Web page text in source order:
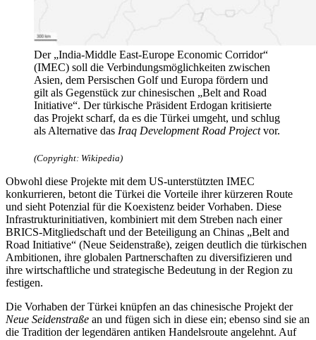
Der „India-Middle East-Europe Economic Corridor“
(IMEC) soll die Verbindungsmöglichkeiten zwischen
Asien, dem Persischen Golf und Europa fördern und
gilt als Gegenstück zur chinesischen „Belt and Road
Initiative“. Der türkische Präsident Erdogan kritisierte
das Projekt scharf, da es die Türkei umgeht, und schlug
als Alternative das Iraq Development Road Projectvor.
(Copyright: Wikipedia)
Obwohl diese Projekte mit dem US-unterstützten IMEC
konkurrieren, betont die Türkei die Vorteile ihrer kürzeren Route
und sieht Potenzial für die Koexistenz beider Vorhaben. Diese
Infrastrukturinitiativen, kombiniert mit dem Streben nach einer
BRICS-Mitgliedschaft und der Beteiligung an Chinas „Belt and
Road Initiative“ (Neue Seidenstraße), zeigen deutlich die türkischen
Ambitionen, ihre globalen Partnerschaften zu diversifizieren und
ihre wirtschaftliche und strategische Bedeutung in der Region zu
festigen.
Die Vorhaben der Türkei knüpfen an das chinesische Projekt der
Neue Seidenstraße an und fügen sich in diese ein; ebenso sind sie an
die Tradition der legendären antiken Handelsroute angelehnt. Auf